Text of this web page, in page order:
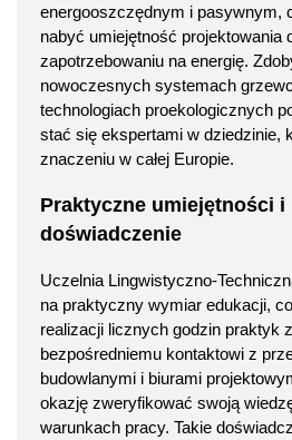
energooszczędnym i pasywnym,
nabyć umiejętność projektowania
zapotrzebowaniu na energię.
nowoczesnych systemach
technologiach proekologicznych
stać się ekspertami w dziedzinie,
znaczeniu w całej Europie.
Praktyczne umiejętności i
doświadczenie
Uczelnia Lingwistyczno-
na praktyczny wymiar edukacji,
realizacji licznych godzin praktyk
bezpośredniemu kontaktowi z
budowlanymi i biurami
okazję zweryfikować swoją
warunkach pracy. Takie